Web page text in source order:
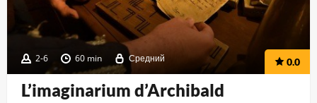
2-6 60 min Средний 0.0
L’imaginarium d’Archibald